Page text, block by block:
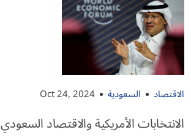
الاقتصاد السعودية Oct 24, 2024
الانتخابات الأمريكية والاقتصاد السعودي